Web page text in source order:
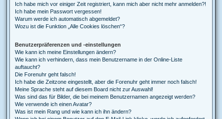
Ich habe mich vor einiger Zeit registriert, kann mich aber nicht mehr anmelden?!
Ich habe mein Passwort vergessen!
Warum werde ich automatisch abgemeldet?
Wozu ist die Funktion „Alle Cookies löschen“?
Benutzerpräferenzen und -einstellungen
Wie kann ich meine Einstellungen ändern?
Wie kann ich verhindern, dass mein Benutzername in der Online-Liste
auftaucht?
Die Forenuhr geht falsch!
Ich habe die Zeitzone eingestellt, aber die Forenuhr geht immer noch falsch!
Meine Sprache steht auf diesem Board nicht zur Auswahl!
Was sind das für Bilder, die bei meinem Benutzernamen angezeigt werden?
Wie verwende ich einen Avatar?
Was ist mein Rang und wie kann ich ihn ändern?